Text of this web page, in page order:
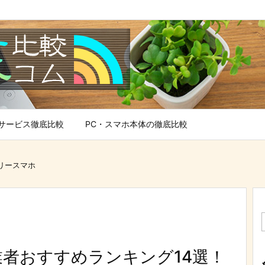
ービス徹底比較 PC・スマホ本体の徹底比較
ースマホ
おすすめランキング14選！